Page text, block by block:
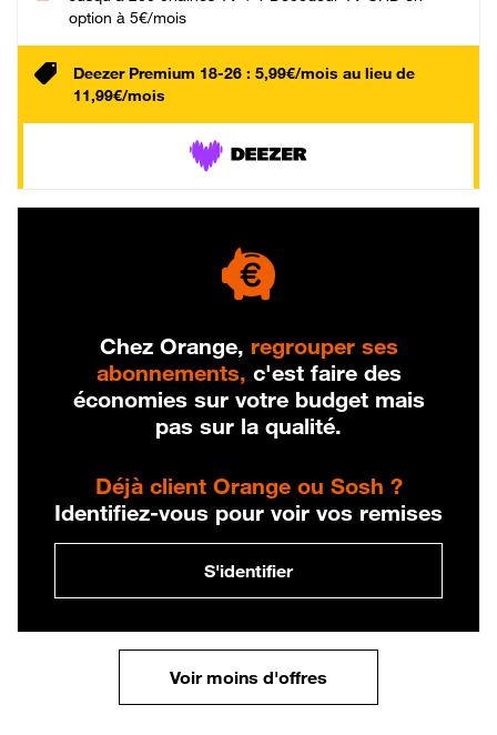
option à 5€/mois
Deezer Premium 18-26 : 5,99€/mois au lieu de
11,99€/mois
Chez Orange, regrouper ses
abonnements, c'est faire des
économies sur votre budget mais
pas sur la qualité.
Déjà client Orange ou Sosh ?
Identifiez-vous pour voir vos remises
S'identifier
Voir moins d'offres